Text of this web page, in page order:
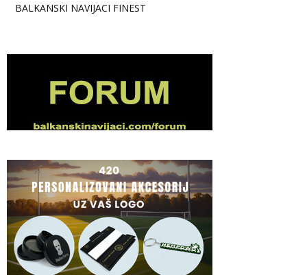
BALKANSKI NAVIJACI FINEST